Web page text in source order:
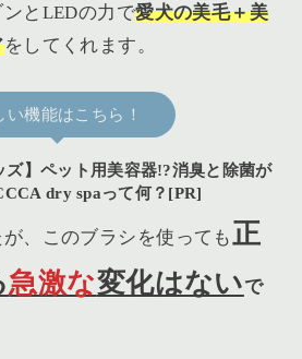
とLEDの力で愛犬の美毛＋美
をしてくれます。
い機能はこちら！
ズ】ペット用美容器!?消臭と除菌が
dry spaって何？[PR]
、このブラシを使っても正
急激な変化はないで